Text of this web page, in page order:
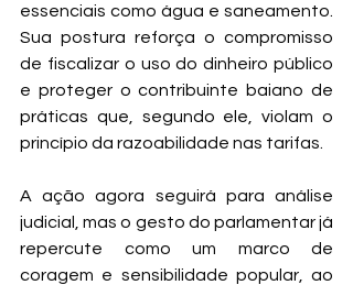
essenciais como água e saneamento.
Sua postura reforça o compromisso
de fiscalizar o uso do dinheiro público
e proteger o contribuinte baiano de
práticas que, segundo ele, violam o
princípio da razoabilidade nas tarifas.
A ação agora seguirá para análise
judicial, mas o gesto do parlamentar já
repercute como um marco de
coragem e sensibilidade popular, ao